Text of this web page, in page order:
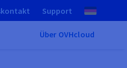
Support
Über OVHcloud